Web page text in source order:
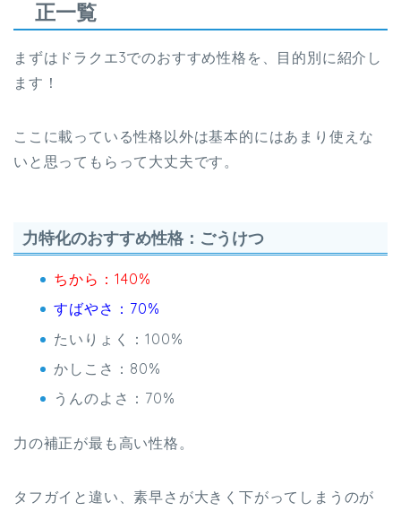
正一覧
まずはドラクエ3でのおすすめ性格を、目的別に紹介し
ます！
ここに載っている性格以外は基本的にはあまり使えな
いと思ってもらって大丈夫です。
力特化のおすすめ性格：ごうけつ
ちから：140%
すばやさ：70%
たいりょく：100%
かしこさ：80%
うんのよさ：70%
力の補正が最も高い性格。
タフガイと違い、素早さが大きく下がってしまうのが